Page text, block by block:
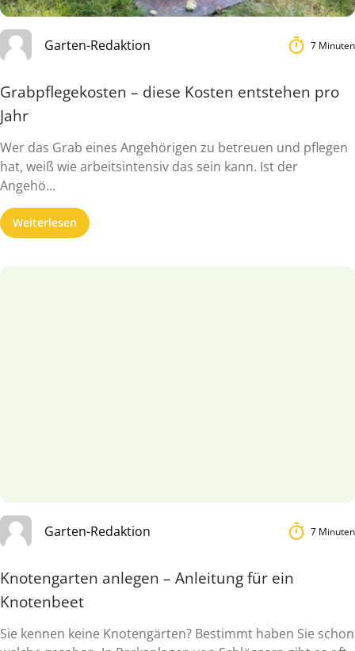
Garten-Redaktion 7 Minuten
Grabpflegekosten – diese Kosten entstehen pro
Jahr
Wer das Grab eines Angehörigen zu betreuen und pflegen
hat, weiß wie arbeitsintensiv das sein kann. Ist der
Angehö...
Weiterlesen
Garten-Redaktion 7 Minuten
Knotengarten anlegen – Anleitung für ein
Knotenbeet
Sie kennen keine Knotengärten? Bestimmt haben Sie schon